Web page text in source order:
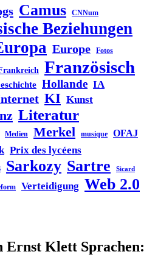
Camus CNNum
Beziehungen
Europe Fotos
Französisch
Hollande IA
KI Kunst
Literatur
Medien Merkel musique OFAJ
Prix des lycéens
Sarkozy Sartre Sicard
Verteidigung Web 2.0
Ernst Klett Sprachen: